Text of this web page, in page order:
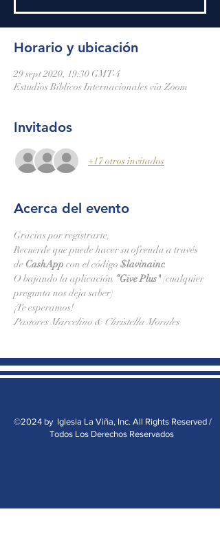
Horario y ubicación
29 sept 2020, 19:30 GMT-4
Estudios Bíblicos Internacionales vía Zoom
Invitados
+17 otros invitados
Acerca del evento
Gracias por registrarte.
Recuerde que puede hacer su ofrenda a través
de CashApp con el código $lavinainc
O bajando la aplicación “Give Plus" (cualquier
pregunta nos deja saber)
¡Te esperamos!
Pastores Marcelino & Christella Morales
©2024 by Iglesia La Viña, Inc. All Rights Reserved /
Todos Los Derechos Reservados